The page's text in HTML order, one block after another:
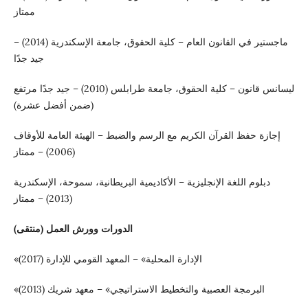
ممتاز
ماجستير في القانون العام – كلية الحقوق، جامعة الإسكندرية (2014) –
جيد جدًا
ليسانس قانون – كلية الحقوق، جامعة طرابلس (2010) – جيد جدًا مرتفع
(ضمن أفضل عشرة)
إجازة حفظ القرآن الكريم مع الرسم والضبط – الهيئة العامة للأوقاف
(2006) – ممتاز
دبلوم اللغة الإنجليزية – الأكاديمية البريطانية، سموحة، الإسكندرية
(2013) – ممتاز
الدورات وورش العمل (منتقى)
«الإدارة المحلية» – المعهد القومي للإدارة (2017)
«البرمجة العصبية والتخطيط الاستراتيجي» – معهد شريك (2013)